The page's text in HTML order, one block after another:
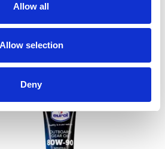
Allow all
Allow selection
Deny
DKK